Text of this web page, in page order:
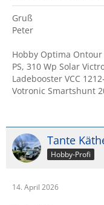
Gruß
Peter
Hobby Optima Ontour
PS, 310 Wp Solar
Ladebooster VCC
Votronic Smartshunt
Tante
Hobby-Profi
14. April 2026